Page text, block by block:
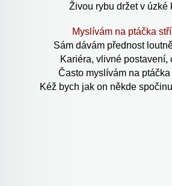
Živou rybu držet v úzké
Myslívám na ptáčka
Sám dávám přednost
Kariéra, vlivné postavení,
Často myslívám na
Kéž bych jak on někde